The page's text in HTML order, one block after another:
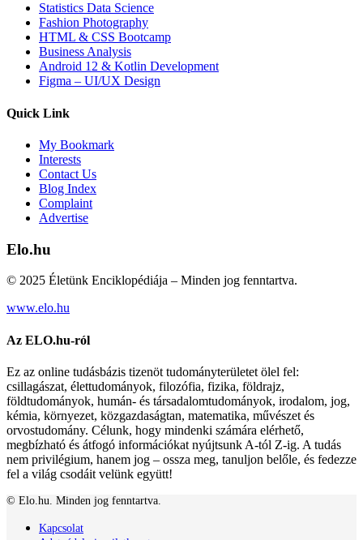
Statistics Data Science
Fashion Photography
HTML & CSS Bootcamp
Business Analysis
Android 12 & Kotlin Development
Figma – UI/UX Design
Quick Link
My Bookmark
Interests
Contact Us
Blog Index
Complaint
Advertise
Elo.hu
© 2025 Életünk Enciklopédiája – Minden jog fenntartva.
www.elo.hu
Az ELO.hu-ról
Ez az online tudásbázis tizenöt tudományterületet ölel fel:
csillagászat, élettudományok, filozófia, fizika, földrajz,
földtudományok, humán- és társadalomtudományok, irodalom, jog,
kémia, környezet, közgazdaságtan, matematika, művészet és
orvostudomány. Célunk, hogy mindenki számára elérhető,
megbízható és átfogó információkat nyújtsunk A-tól Z-ig. A tudás
nem privilégium, hanem jog – ossza meg, tanuljon belőle, és fedezze
fel a világ csodáit velünk együtt!
© Elo.hu. Minden jog fenntartva.
Kapcsolat